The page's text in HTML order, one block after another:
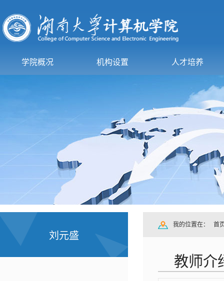
学院概况 机构设置 人才培养
刘元盛
我的位置在： 首
教师介